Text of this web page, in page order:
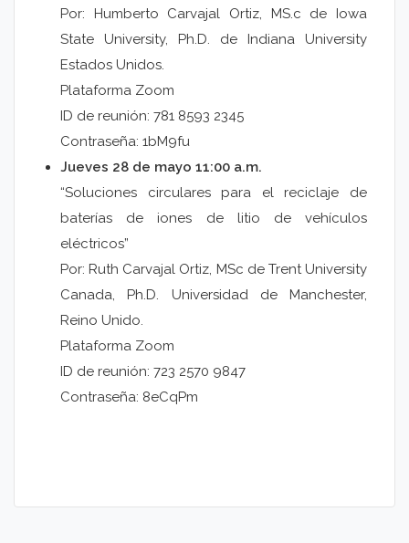
Por: Humberto Carvajal Ortiz, MS.c de Iowa
State University, Ph.D. de Indiana University
Estados Unidos.
Plataforma Zoom
ID de reunión: 781 8593 2345
Contraseña: 1bM9fu
Jueves 28 de mayo 11:00 a.m.
“Soluciones circulares para el reciclaje de
baterías de iones de litio de vehículos
eléctricos”
Por: Ruth Carvajal Ortiz, MSc de Trent University
Canada, Ph.D. Universidad de Manchester,
Reino Unido.
Plataforma Zoom
ID de reunión: 723 2570 9847
Contraseña: 8eCqPm